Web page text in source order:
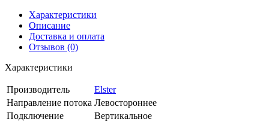
Характеристики
Описание
Доставка и оплата
Отзывов (0)
Характеристики
Производитель
Elster
Направление потока Левостороннее
Подключение
Вертикальное